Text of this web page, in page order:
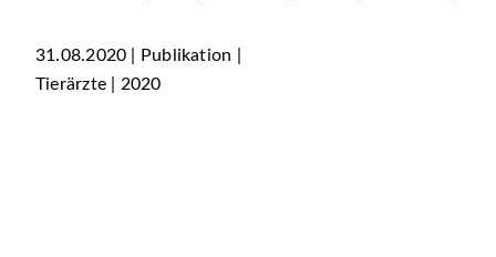
31.08.2020 | Publikation |
Tierärzte | 2020